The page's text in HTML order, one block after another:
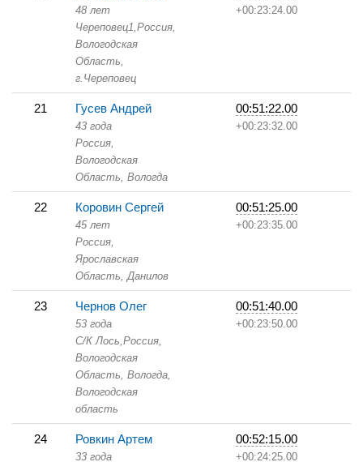
48 лет
Череповец1,Россия,
Вологодская
Область,
г.Череповец
+00:23:24.00
21 Гусев Андрей
43 года
Россия,
Вологодская
Область, Вологда
00:51:22.00
+00:23:32.00
22 Коровин Сергей
45 лет
Россия,
Ярославская
Область, Данилов
00:51:25.00
+00:23:35.00
23 Чернов Олег
53 года
С/К Лось,Россия,
Вологодская
Область, Вологда,
Вологодская
область
00:51:40.00
+00:23:50.00
24 Ровкин Артем
33 года
00:52:15.00
+00:24:25.00